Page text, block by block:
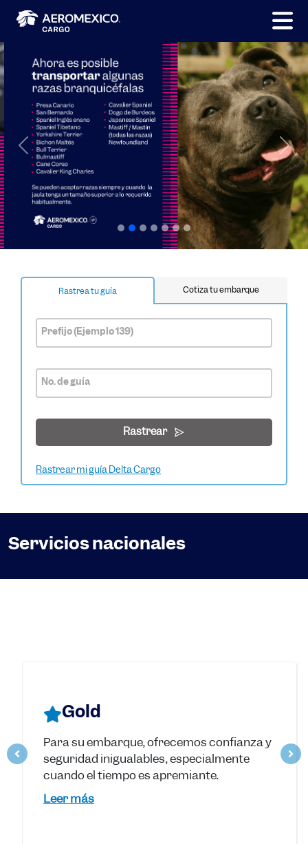
Rastrea tu guía Cotiza tu embarque
Prefijo (Ejemplo 139)
No. de guía
Rastrear
Rastrear mi guía Delta Cargo
Previous
Servicios nacionales
Gold
Para su embarque, ofrecemos confianza y
seguridad inigualables, especialmente
cuando el tiempo es apremiante.
Leer más